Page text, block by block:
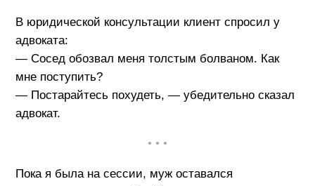
В юридической консультации клиент спросил у
адвоката:
— Сосед обозвал меня толстым болваном. Как
мне поступить?
— Постарайтесь похудеть, — убедительно сказал
адвокат.
• • •
Пока я была на сессии, муж оставался